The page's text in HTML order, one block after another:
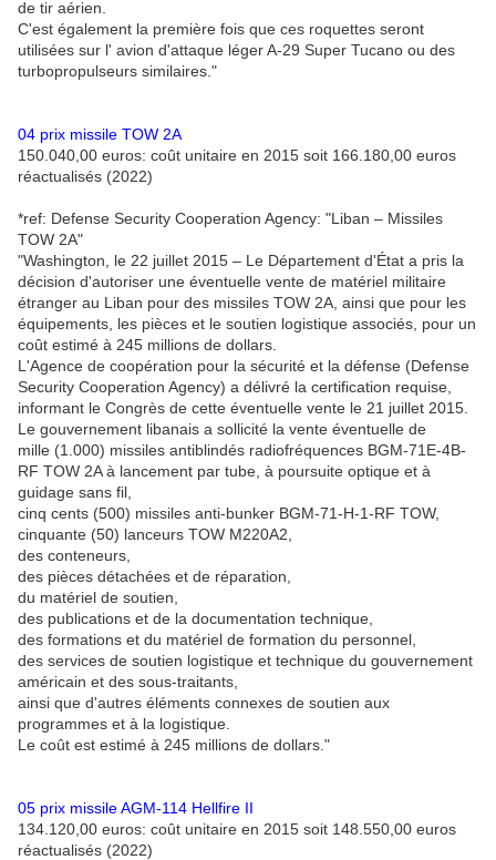
de tir aérien.
C'est également la première fois que ces roquettes seront
utilisées sur l' avion d'attaque léger A-29 Super Tucano ou des
turbopropulseurs similaires."
04 prix missile TOW 2A
150.040,00 euros: coût unitaire en 2015 soit 166.180,00 euros
réactualisés (2022)
*ref: Defense Security Cooperation Agency: "Liban – Missiles
TOW 2A"
"Washington, le 22 juillet 2015 – Le Département d'État a pris la
décision d'autoriser une éventuelle vente de matériel militaire
étranger au Liban pour des missiles TOW 2A, ainsi que pour les
équipements, les pièces et le soutien logistique associés, pour un
coût estimé à 245 millions de dollars.
L'Agence de coopération pour la sécurité et la défense (Defense
Security Cooperation Agency) a délivré la certification requise,
informant le Congrès de cette éventuelle vente le 21 juillet 2015.
Le gouvernement libanais a sollicité la vente éventuelle de
mille (1.000) missiles antiblindés radiofréquences BGM-71E-4B-
RF TOW 2A à lancement par tube, à poursuite optique et à
guidage sans fil,
cinq cents (500) missiles anti-bunker BGM-71-H-1-RF TOW,
cinquante (50) lanceurs TOW M220A2,
des conteneurs,
des pièces détachées et de réparation,
du matériel de soutien,
des publications et de la documentation technique,
des formations et du matériel de formation du personnel,
des services de soutien logistique et technique du gouvernement
américain et des sous-traitants,
ainsi que d'autres éléments connexes de soutien aux
programmes et à la logistique.
Le coût est estimé à 245 millions de dollars."
05 prix missile AGM-114 Hellfire II
134.120,00 euros: coût unitaire en 2015 soit 148.550,00 euros
réactualisés (2022)